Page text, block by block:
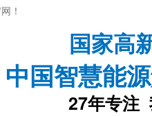
国家高
中国智慧能
27年专注 我
！